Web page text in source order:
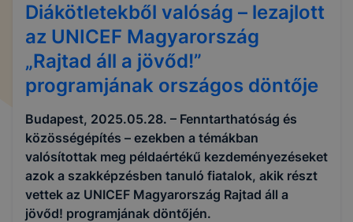
Diákötletekből valóság – lezajlott
az UNICEF Magyarország
„Rajtad áll a jövőd!”
programjának országos döntője
Budapest, 2025.05.28. – Fenntarthatóság és
közösségépítés – ezekben a témákban
valósítottak meg példaértékű kezdeményezéseket
azok a szakképzésben tanuló fiatalok, akik részt
vettek az UNICEF Magyarország Rajtad áll a
jövőd! programjának döntőjén.